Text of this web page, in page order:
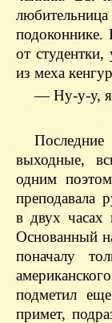
подоконнике.
от
из меха
— Ну-у-у, я
выходные,
одним
преподавала
в двух часах
Основанный
поначалу
подметил
примет,